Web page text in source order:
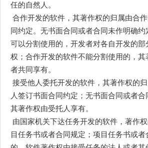
任的自然人。
合作开发的软件，其著作权的归属由合
同约定。无书面合同或者合同未作明确
可以分割使用的，开发者对各自开发的
权；合作开发的软件不能分割使用的，
者共同享有。
接受他人委托开发的软件，其著作权的
人签订书面合同约定；无书面合同或者合
其著作权由受托人享有。
由国家机关下达任务开发的软件，著作
目任务书或者合同规定；项目任务书或